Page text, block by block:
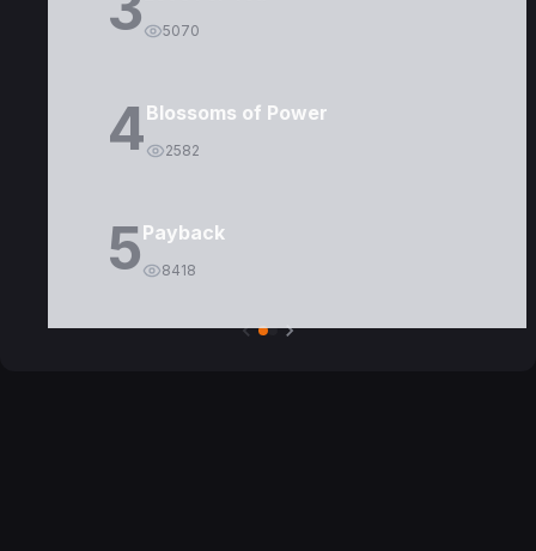
5070
4Blossoms of Power
2582
5Payback
8418